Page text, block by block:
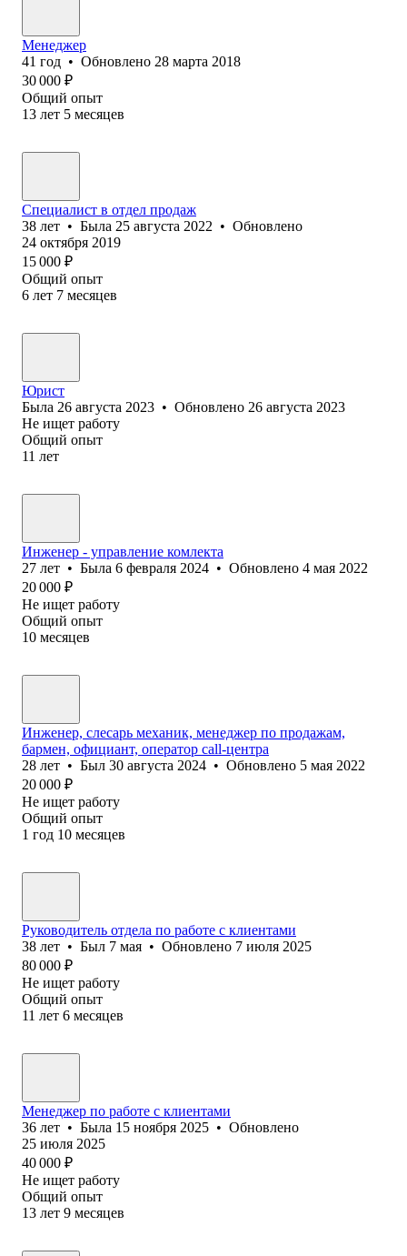
Менеджер
41 год • Обновлено 28 марта 2018
30 000 ₽
Общий опыт
13 лет 5 месяцев
Специалист в отдел продаж
38 лет • Была 25 августа 2022 • Обновлено
24 октября 2019
15 000 ₽
Общий опыт
6 лет 7 месяцев
Юрист
Была 26 августа 2023 • Обновлено 26 августа 2023
Не ищет работу
Общий опыт
11 лет
Инженер - управление комлекта
27 лет • Была 6 февраля 2024 • Обновлено 4 мая 2022
20 000 ₽
Не ищет работу
Общий опыт
10 месяцев
Инженер, слесарь механик, менеджер по продажам,
бармен, официант, оператор call-центра
28 лет • Был 30 августа 2024 • Обновлено 5 мая 2022
20 000 ₽
Не ищет работу
Общий опыт
1 год 10 месяцев
Руководитель отдела по работе с клиентами
38 лет • Был 7 мая • Обновлено 7 июля 2025
80 000 ₽
Не ищет работу
Общий опыт
11 лет 6 месяцев
Менеджер по работе с клиентами
36 лет • Была 15 ноября 2025 • Обновлено
25 июля 2025
40 000 ₽
Не ищет работу
Общий опыт
13 лет 9 месяцев